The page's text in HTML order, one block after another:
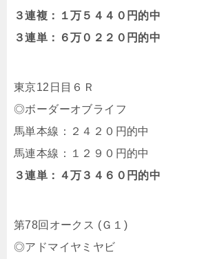
３連複：１万５４４０円的中
３連単：６万０２２０円的中
東京12日目６Ｒ
◎ボーダーオブライフ
馬単本線：２４２０円的中
馬連本線：１２９０円的中
３連単：４万３４６０円的中
第78回オークス (Ｇ１)
◎アドマイヤミヤビ